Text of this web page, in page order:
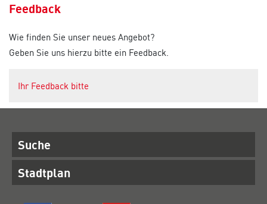
Feedback
Wie finden Sie unser neues Angebot?
Geben Sie uns hierzu bitte ein Feedback.
Ihr Feedback bitte
Suche
Stadtplan